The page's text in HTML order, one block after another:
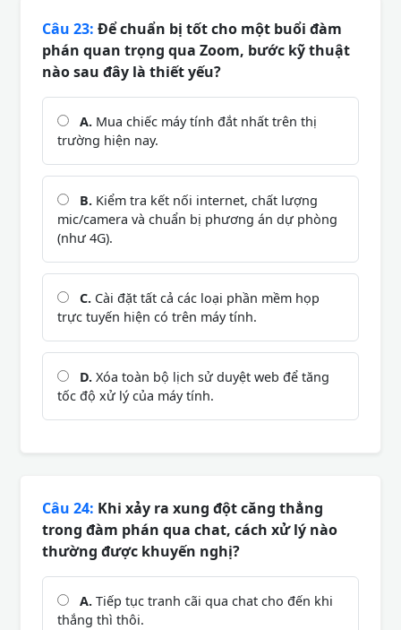
Câu 23: Để chuẩn bị tốt cho một buổi đàm
phán quan trọng qua Zoom, bước kỹ thuật
nào sau đây là thiết yếu?
A. Mua chiếc máy tính đắt nhất trên thị
trường hiện nay.
B. Kiểm tra kết nối internet, chất lượng
mic/camera và chuẩn bị phương án dự phòng
(như 4G).
C. Cài đặt tất cả các loại phần mềm họp
trực tuyến hiện có trên máy tính.
D. Xóa toàn bộ lịch sử duyệt web để tăng
tốc độ xử lý của máy tính.
Câu 24: Khi xảy ra xung đột căng thẳng
trong đàm phán qua chat, cách xử lý nào
thường được khuyến nghị?
A. Tiếp tục tranh cãi qua chat cho đến khi
thắng thì thôi.